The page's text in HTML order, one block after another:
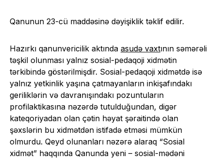
Qanunun 23-cü maddəsinə dəyişiklik təklif edilir.
Hazırkı qanunvericilik aktında asudə vaxtının səmərəli
təşkil olunması yalnız sosial-pedaqoji xidmətin
tərkibində göstərilmişdir. Sosial-pedaqoji xidmətdə isə
yalnız yetkinlik yaşına çatmayanların inkişafındakı
geriliklərin və davranışındakı pozuntuların
profilaktikasına nəzərdə tutulduğundan, digər
kateqoriyadan olan çətin həyat şəraitində olan
şəxslərin bu xidmətdən istifadə etməsi mümkün
olmurdu. Qeyd olunanları nəzərə alaraq “Sosial
xidmət” haqqında Qanunda yeni – sosial-mədəni